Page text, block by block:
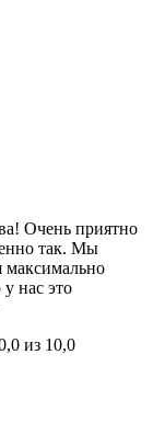
Очень приятно
так. Мы
максимально
нас это
из 10,0